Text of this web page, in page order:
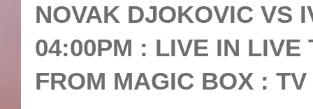
NOVAK DJOKOVIC VS
04:00PM : LIVE IN LIVE
FROM MAGIC BOX :